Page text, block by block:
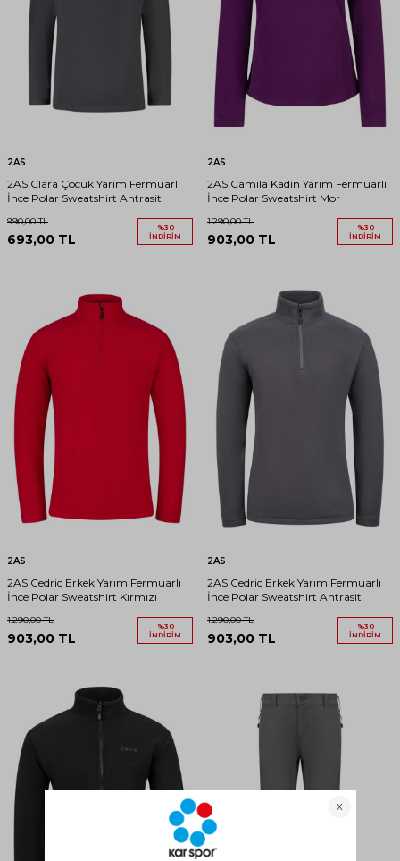
2AS
2AS Clara Çocuk Yarım Fermuarlı
İnce Polar Sweatshirt Antrasit
990,00TL
693,00 TL
%30
İNDIRIM
2AS
2AS Camila Kadın Yarım Fermuarlı
İnce Polar Sweatshirt Mor
1.290,00TL
903,00 TL
%30
İNDIRIM
2AS
2AS Cedric Erkek Yarım Fermuarlı
İnce Polar Sweatshirt Kırmızı
1.290,00TL
903,00 TL
%30
İNDIRIM
2AS
2AS Cedric Erkek Yarım Fermuarlı
İnce Polar Sweatshirt Antrasit
1.290,00TL
903,00 TL
%30
İNDIRIM